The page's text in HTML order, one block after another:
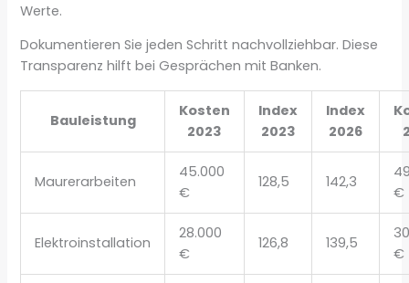
Werte.
Dokumentieren Sie jeden Schritt nachvollziehbar. Diese
Transparenz hilft bei Gesprächen mit Banken.
Bauleistung
Kosten
2023
Index
2023
Index
2026
Maurerarbeiten
45.000
€
128,5 142,3
€
Elektroinstallation
28.000
€
126,8 139,5
€